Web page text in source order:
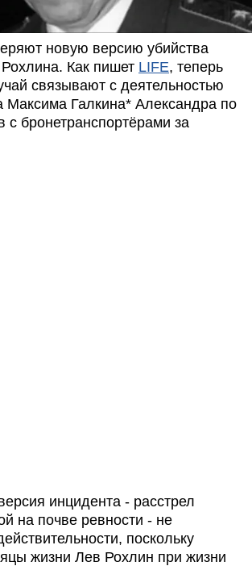
новую версию убийства
Как пишет LIFE, теперь
связывают с деятельностью
Максима Галкина* Александра по
с бронетранспортёрами за
инцидента - расстрел
на почве ревности - не
поскольку
жизни Лев Рохлин при жизни